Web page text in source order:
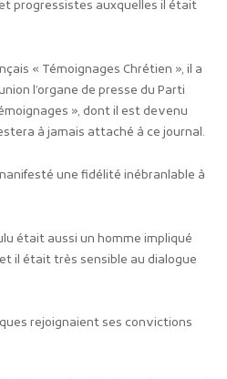
progressistes auxquelles il était
« Témoignages Chrétien », il a
l’organe de presse du Parti
», dont il est devenu
à jamais attaché à ce journal.
une fidélité inébranlable à
était aussi un homme impliqué
il était très sensible au dialogue
rejoignaient ses convictions